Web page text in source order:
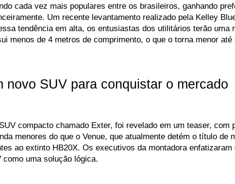
cada vez mais populares entre os brasileiros, ganhando
Um recente levantamento realizado pela Kelley
tendência em alta, os entusiastas dos utilitários terão
menos de 4 metros de comprimento, o que o torna menor
novo SUV para conquistar o mercado
compacto chamado Exter, foi revelado em um teaser,
menores do que o Venue, que atualmente detém o título
ao extinto HB20X. Os executivos da montadora
uma solução lógica.